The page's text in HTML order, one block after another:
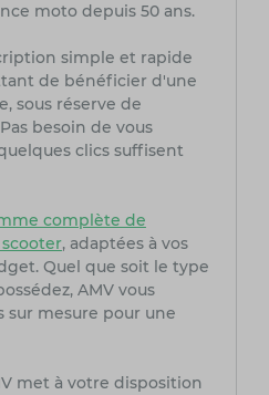
moto depuis 50 ans.
simple et rapide
de bénéficier d'une
sous réserve de
besoin de vous
clics suffisent
complète de
, adaptées à vos
Quel que soit le type
AMV vous
sur mesure pour une
met à votre disposition